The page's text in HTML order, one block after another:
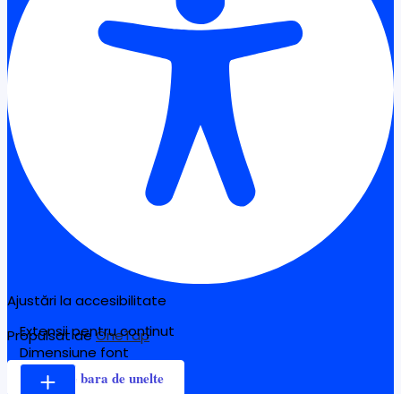
Ajustări la accesibilitate
Propulsat deOneTap
Ascunde bara de unelte
Extensii pentru conținut
Dimensiune font